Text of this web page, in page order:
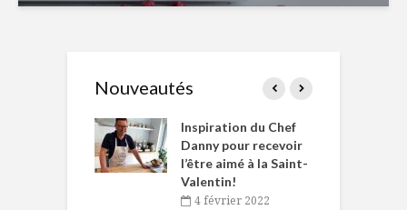
Nouveautés
Inspiration du Chef
Danny pour recevoir
l’être aimé à la Saint-
Valentin!
4 février 2022